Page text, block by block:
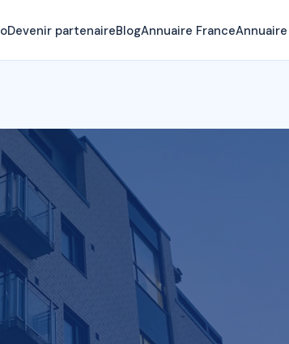
Devenir partenaireBlogAnnuaire France